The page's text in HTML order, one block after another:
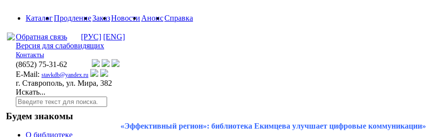
КаталогПродлениеЗаказНовости АнонсСправка
Обратная связь [РУС] [ENG]
Версия для слабовидящих
Контакты
(8652) 75-31-62
E-Mail: stavkdb@yandex.ru
г. Ставрополь, ул. Мира, 382
Искать...
Будем знакомы
О библиотеке
«Эффективный регион»: библиотека Екимцева улучшает цифровые коммуникации»